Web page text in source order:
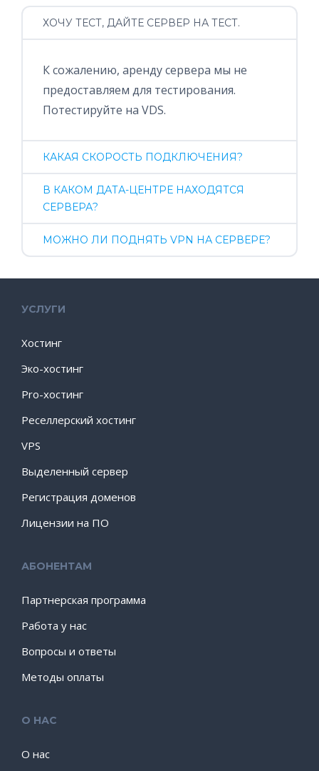
ХОЧУ ТЕСТ, ДАЙТЕ СЕРВЕР НА ТЕСТ.
К сожалению, аренду сервера мы не
предоставляем для тестирования.
Потестируйте на VDS.
КАКАЯ СКОРОСТЬ ПОДКЛЮЧЕНИЯ?
В КАКОМ ДАТА-ЦЕНТРЕ НАХОДЯТСЯ
СЕРВЕРА?
МОЖНО ЛИ ПОДНЯТЬ VPN НА СЕРВЕРЕ?
УСЛУГИ
Хостинг
Эко-хостинг
Pro-хостинг
Реселлерский хостинг
VPS
Выделенный сервер
Регистрация доменов
Лицензии на ПО
АБОНЕНТАМ
Партнерская программа
Работа у нас
Вопросы и ответы
Методы оплаты
О НАС
О нас